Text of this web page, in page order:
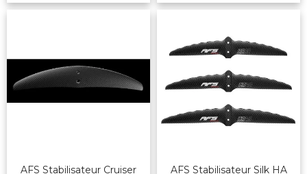
AFS Stabilisateur Cruiser AFS Stabilisateur Silk HA